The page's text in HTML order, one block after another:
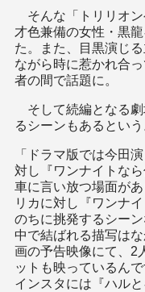
そんな「トリリオン
才色兼備の女性・黒
た。また、目黒演じ
ながら時に惹かれ合
者の間で話題に。
そして続編となる劇
るシーンもあるという
「ドラマ版では今田
対し『ワンナイトな
車に言い放つ場面が
リカに対し『ワンナ
のちに挑発するシー
中で結ばれる描写は
画の予告映像にて、2
ットも映っているん
インスタには『ハル